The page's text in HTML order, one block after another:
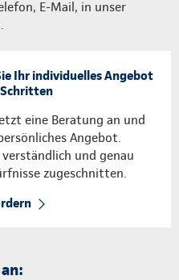
E-Mail, in unser
Ihr individuelles Angebot
eine Beratung an und
Angebot.
und genau
zugeschnitten.